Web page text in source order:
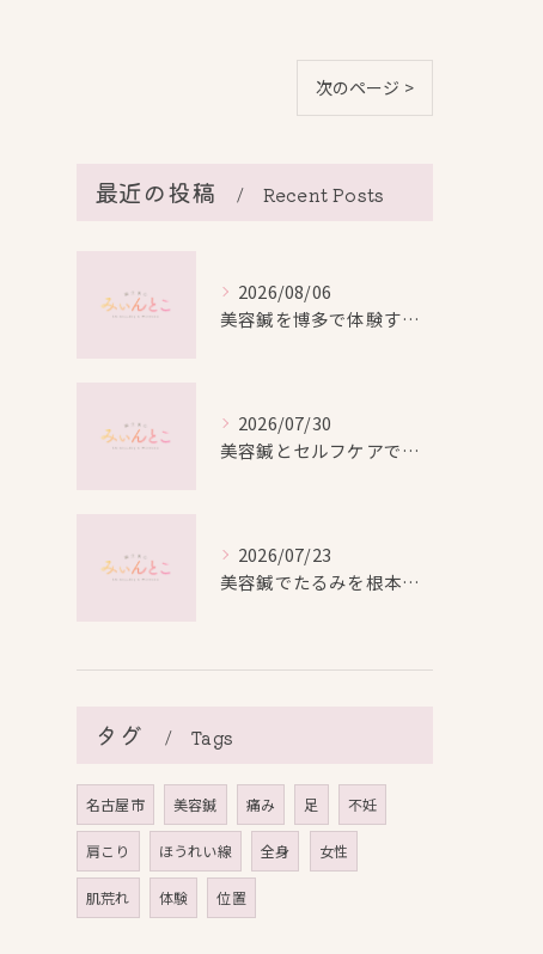
次のページ >
最近の投稿 Recent Posts
2026/08/06
美容鍼を博多で体験する際の効果や安全性と料金比較徹底ガイド
2026/07/30
美容鍼とセルフケアで叶える愛知県名古屋市北区米が瀬町の新しい美しさ
2026/07/23
美容鍼でたるみを根本から改善し自然なリフトアップを叶える方法
タグ Tags
名古屋市 美容鍼 痛み 足 不妊
肩こり ほうれい線 全身 女性
肌荒れ 体験 位置